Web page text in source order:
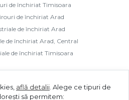
de închiriat Timisoara
de închiriat Arad
de închiriat Arad
de închiriat Arad, Central
de închiriat Timisoara
află detalii Alege ce tipuri de
să permitem: